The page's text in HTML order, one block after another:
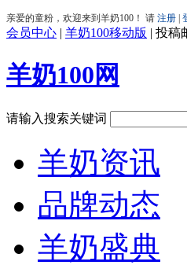
会员中心 | 羊奶100移动版 | 投稿
羊奶100网
请输入搜索关键词
羊奶资讯
品牌动态
羊奶盛典